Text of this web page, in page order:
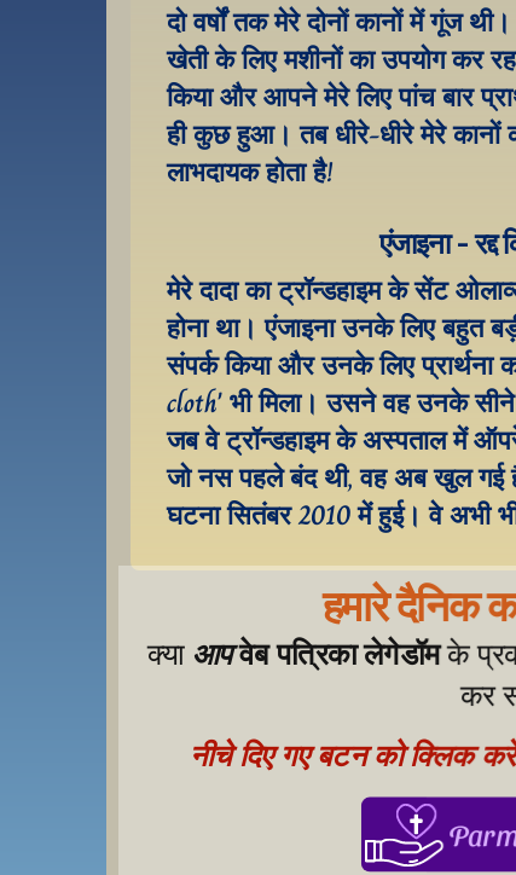
दो वर्षों तक मेरे दोनों कानों में गूंज
खेती के लिए मशीनों का उपयोग कर
किया और आपने मेरे लिए पांच बार
ही कुछ हुआ। तब धीरे-धीरे मेरे कानों
लाभदायक होता है!
एंजाइना -
मेरे दादा का ट्रॉन्डहाइम के सेंट
होना था। एंजाइना उनके लिए बहुत
संपर्क किया और उनके लिए
cloth' भी मिला। उसने वह उनके
जब वे ट्रॉन्डहाइम के अस्पताल में
जो नस पहले बंद थी, वह अब खुल गई
घटना सितंबर 2010 में हुई। वे अभी
हमारे दैनिक
क्या आपवेब पत्रिका लेगेडॉम के
कर
नीचे दिए गए बटन को क्लिक